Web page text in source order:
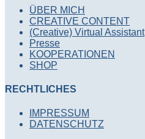
ÜBER MICH
CREATIVE CONTENT
(Creative) Virtual Assistant
Presse
KOOPERATIONEN
SHOP
RECHTLICHES
IMPRESSUM
DATENSCHUTZ